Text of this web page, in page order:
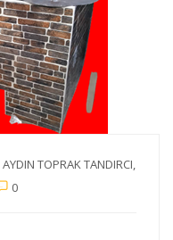
AYDIN TOPRAK TANDIRCI,
0